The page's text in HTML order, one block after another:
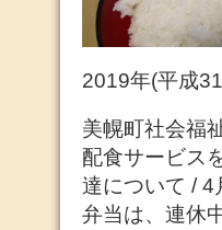
2019年(平成
美幌町社会福
配食サービス
達について / 4
弁当は、連休